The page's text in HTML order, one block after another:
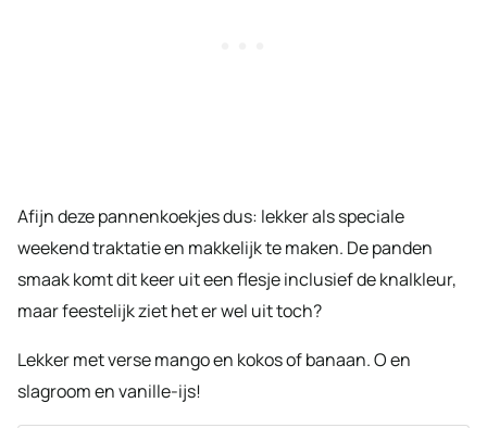
Afijn deze pannenkoekjes dus: lekker als speciale
weekend traktatie en makkelijk te maken. De panden
smaak komt dit keer uit een flesje inclusief de knalkleur,
maar feestelijk ziet het er wel uit toch?
Lekker met verse mango en kokos of banaan. O en
slagroom en vanille-ijs!